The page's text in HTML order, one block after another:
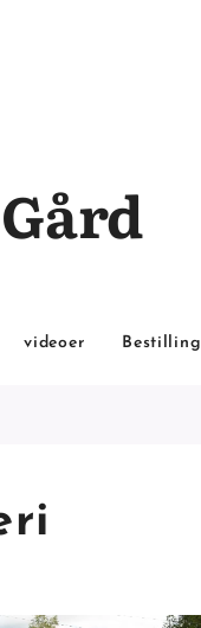
videoer Bestilling